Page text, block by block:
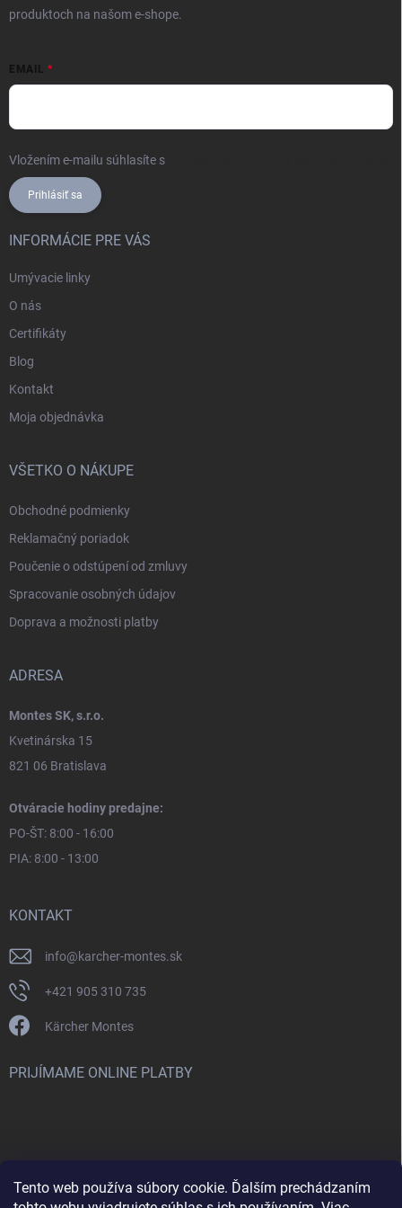
Tento web používa súbory cookie. Ďalším prechádzaním
produktoch na našom e-shope.
EMAIL
Vložením e-mailu súhlasíte s
Prihlásiť sa
INFORMÁCIE PRE VÁS
Umývacie linky
O nás
Certifikáty
Blog
Kontakt
Moja objednávka
VŠETKO O NÁKUPE
Obchodné podmienky
Reklamačný poriadok
Poučenie o odstúpení od zmluvy
Spracovanie osobných údajov
Doprava a možnosti platby
ADRESA
Montes SK, s.r.o.
Kvetinárska 15
821 06 Bratislava
Otváracie hodiny predajne:
PO-ŠT: 8:00 - 16:00
PIA: 8:00 - 13:00
KONTAKT
info@karcher-montes.sk
+421 905 310 735
Kärcher Montes
PRIJÍMAME ONLINE PLATBY
Nenašli ste čo ste hľadali? Máte záujem o inú značku? Skúste